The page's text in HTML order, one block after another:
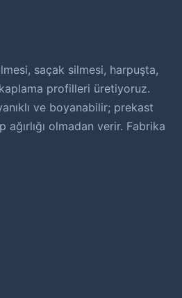
saçak silmesi, harpuşta,
profilleri üretiyoruz.
ve boyanabilir; prekast
ağırlığı olmadan verir. Fabrika